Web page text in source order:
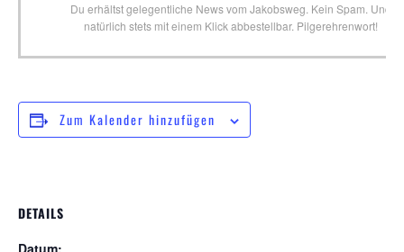
Du erhältst gelegentliche News vom Jakobsweg. Kein Spam. Und
natürlich stets mit einem Klick abbestellbar. Pilgerehrenwort!
Zum Kalender hinzufügen
DETAILS